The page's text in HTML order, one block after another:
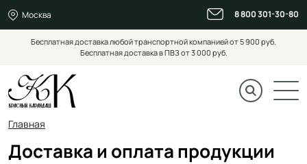
Москва 8 800 301-30-80
Бесплатная доставка любой транспортной компанией от 5 900 руб.
Бесплатная доставка в ПВЗ от 3 000 руб.
Главная
Доставка и оплата продукции